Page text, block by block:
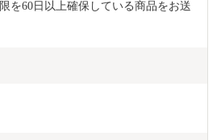
を60日以上確保している商品をお送